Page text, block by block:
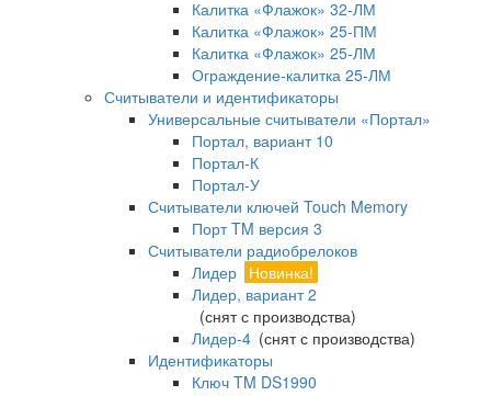
Калитка «Флажок» 32-ЛМ
Калитка «Флажок» 25-ПМ
Калитка «Флажок» 25-ЛМ
Ограждение-калитка 25-ЛМ
Считыватели и идентификаторы
Универсальные считыватели «Портал»
Портал, вариант 10
Портал-К
Портал-У
Считыватели ключей Touch Memory
Порт TM версия 3
Считыватели радиобрелоков
Лидер Новинка!
Лидер, вариант 2
(снят с производства)
Лидер-4 (снят с производства)
Идентификаторы
Ключ TM DS1990